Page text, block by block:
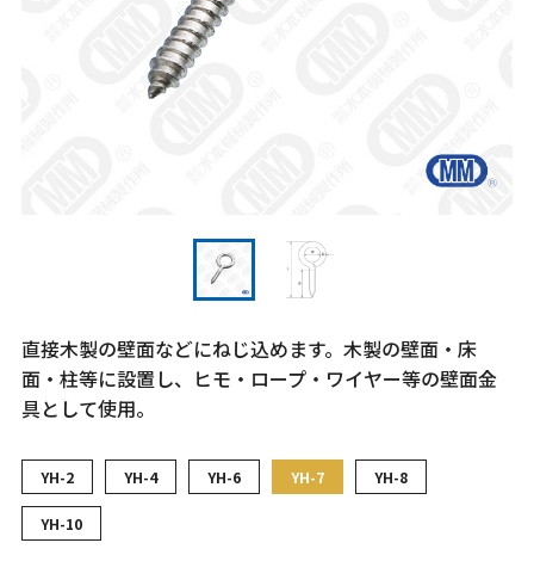
直接木製の壁面などにねじ込めます。木製の壁面・床
面・柱等に設置し、ヒモ・ロープ・ワイヤー等の壁面金
具として使用。
YH-2 YH-4 YH-6 YH-7 YH-8
YH-10